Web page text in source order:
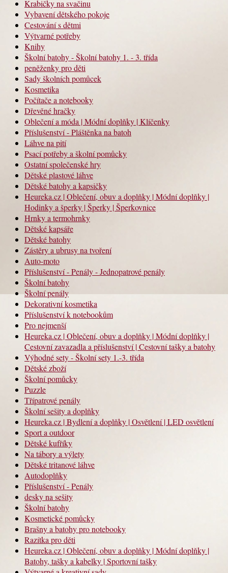
Krabičky na svačinu
Vybavení dětského pokoje
Cestování s dětmi
Výtvarné potřeby
Knihy
Školní batohy - Školní batohy 1. - 3. třída
peněženky pro děti
Sady školních pomůcek
Kosmetika
Počítače a notebooky
Dřevěné hračky
Oblečení a móda | Módní doplňky | Klíčenky
Příslušenství - Pláštěnka na batoh
Láhve na pití
Psací potřeby a školní pomůcky
Ostatní společenské hry
Dětské plastové láhve
Dětské batohy a kapsičky
Heureka.cz | Oblečení, obuv a doplňky | Módní doplňky |
Hodinky a šperky | Šperky | Šperkovnice
Hrnky a termohrnky
Dětské kapsáře
Dětské batohy
Zástěry a ubrusy na tvoření
Auto-moto
Příslušenství - Penály - Jednopatrové penály
Školní batohy
Školní penály
Dekorativní kosmetika
Příslušenství k notebookům
Pro nejmenší
Heureka.cz | Oblečení, obuv a doplňky | Módní doplňky |
Cestovní zavazadla a příslušenství | Cestovní tašky a batohy
Výhodné sety - Školní sety 1.-3. třída
Dětské zboží
Školní pomůcky
Puzzle
Třípatrové penály
Školní sešity a doplňky
Heureka.cz | Bydlení a doplňky | Osvětlení | LED osvětlení
Sport a outdoor
Dětské kufříky
Na tábory a výlety
Dětské tritanové láhve
Autodoplňky
Příslušenství - Penály
desky na sešity
Školní batohy
Kosmetické pomůcky
Brašny a batohy pro notebooky
Razítka pro děti
Heureka.cz | Oblečení, obuv a doplňky | Módní doplňky |
Batohy, tašky a kabelky | Sportovní tašky